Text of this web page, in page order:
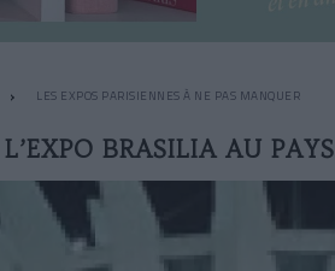
LES EXPOS PARISIENNES À NE PAS MANQUER
L’EXPO BRASILIA AU